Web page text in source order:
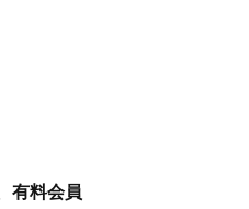
有料会員